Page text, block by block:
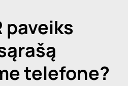
paveiks
telefone?